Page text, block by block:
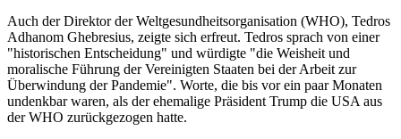
Auch der Direktor der Weltgesundheitsorganisation (WHO), Tedros
Adhanom Ghebresius, zeigte sich erfreut. Tedros sprach von einer
"historischen Entscheidung" und würdigte "die Weisheit und
moralische Führung der Vereinigten Staaten bei der Arbeit zur
Überwindung der Pandemie". Worte, die bis vor ein paar Monaten
undenkbar waren, als der ehemalige Präsident Trump die USA aus
der WHO zurückgezogen hatte.